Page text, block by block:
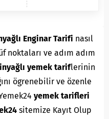
Enginar Tarifi nasıl
noktaları ve adım adım
yemek tariflerinin
ögrenebilir ve özenle
yemek tarifleri
sitemize Kayıt Olup